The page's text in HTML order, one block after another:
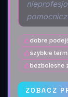
dobre
szybkie
bezbolesne
ZOBACZ